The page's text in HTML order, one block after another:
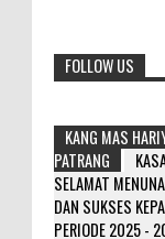
FOLLOW US
KANG MAS
PATRANG
SELAMAT
DAN SUKSES
PERIODE 2025 -